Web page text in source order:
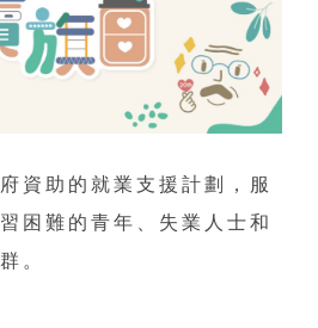
資助的就業支援計劃，服
困難的青年、失業人士和
。